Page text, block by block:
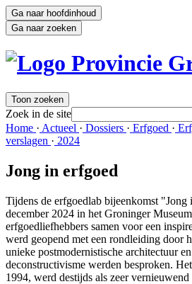
Ga naar hoofdinhoud
Ga naar zoeken
Toon zoeken
Zoek in de site
Home · Actueel · Dossiers · Erfgoed ·
verslagen · 2024
Jong in erfgoed
Tijdens de erfgoedlab bijeenkomst "Jong
december 2024 in het Groninger
erfgoedliefhebbers samen voor een
werd geopend met een rondleiding door
unieke postmodernistische architectuur
deconstructivisme werden besproken.
1994, werd destijds als zeer